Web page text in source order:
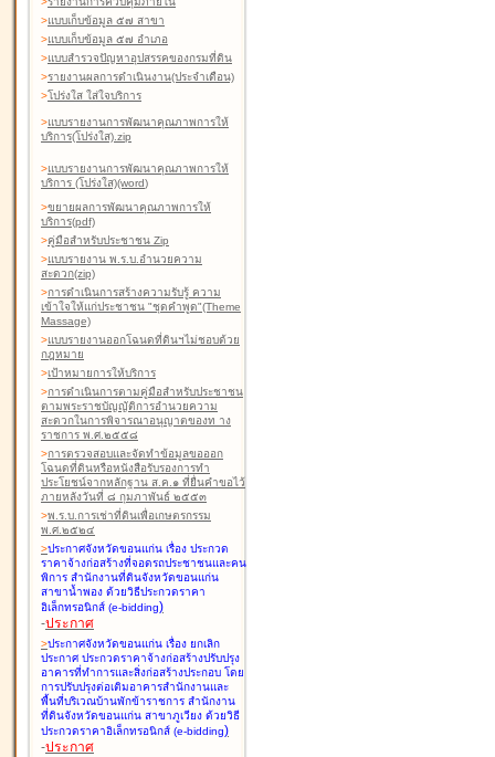
>แบบเก็บข้อมูล ๕๗ สาขา
>แบบเก็บข้อมูล ๕๗ อำเภอ
>แบบสำรวจปัญหาอุปสรรคของกรมที่ดิน
>รายงานผลการดำเนินงาน(ประจำเดือน)
>โปร่งใส ใส่ใจบริการ
>แบบรายงานการพัฒนาคุณภาพการให้
บริการ(โปร่งใส).zip
>แบบรายงานการพัฒนาคุณภาพการให้
บริการ (โปร่งใส)(word)
>ขยายผลการพัฒนาคุณภาพการให้
บริการ(pdf)
>คู่มือสำหรับประชาชน Zip
>แบบรายงาน พ.ร.บ.อำนวยความ
สะดวก(zip)
>การดำเนินการสร้างความรับรู้ ความ
เข้าใจให้แก่ประชาชน "ชุดคำพูด"(Theme
Massage)
>แบบรายงานออกโฉนดที่ดินฯไม่ชอบด้วย
กฎหมาย
>เป้าหมายการให้บริการ
>การดำเนินการตามคู่มือสำหรับประชาชน
ตามพระราชบัญญัติการอำนวยความ
สะดวกในการพิจารณาอนุญาตของท าง
ราชการ พ.ศ.๒๕๕๘
>การตรวจสอบและจัดทำข้อมูลขอออก
โฉนดที่ดินหรือหนังสือรับรองการทำ
ประโยชน์จากหลักฐาน ส.ค.๑ ที่ยื่นคำขอไว้
ภายหลังวันที่ ๘ กุมภาพันธ์ ๒๕๕๓
>พ.ร.บ.การเช่าที่ดินเพื่อเกษตรกรรม
พ.ศ.๒๕๒๔
>ประกาศจังหวัดขอนแก่น เรื่อง ประกวด
ราคาจ้างก่อสร้างที่จอดรถประชาชนและคน
พิการ สำนักงานที่ดินจังหวัดขอนแก่น
สาขาน้ำพอง ด้วยวิธีประกวดราคา
อิเล็กทรอนิกส์ (e-bidding)
-ประกาศ
>ประกาศจังหวัดขอนแก่น เรื่อง ยกเลิก
ประกาศ ประกวดราคาจ้างก่อสร้างปรับปรุง
อาคารที่ทำการและสิ่งก่อสร้างประกอบ โดย
การปรับปรุงต่อเติมอาคารสำนักงานและ
พื้นที่บริเวณบ้านพักข้าราชการ สำนักงาน
ที่ดินจังหวัดขอนแก่น สาขาภูเวียง ด้วยวิธี
ประกวดราคาอิเล็กทรอนิกส์ (e-bidding)
-ประกาศ